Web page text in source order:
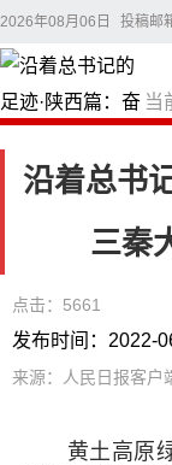
2026年08月06日 投稿邮
当
沿着总书
三秦
点击：5661
发布时间：2022-
来源：人民日报客户
黄土高原